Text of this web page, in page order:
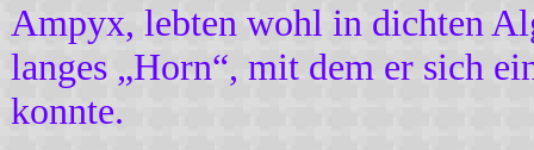
Ampyx, lebten wohl in dichten
langes „Horn“, mit dem er sich
konnte.